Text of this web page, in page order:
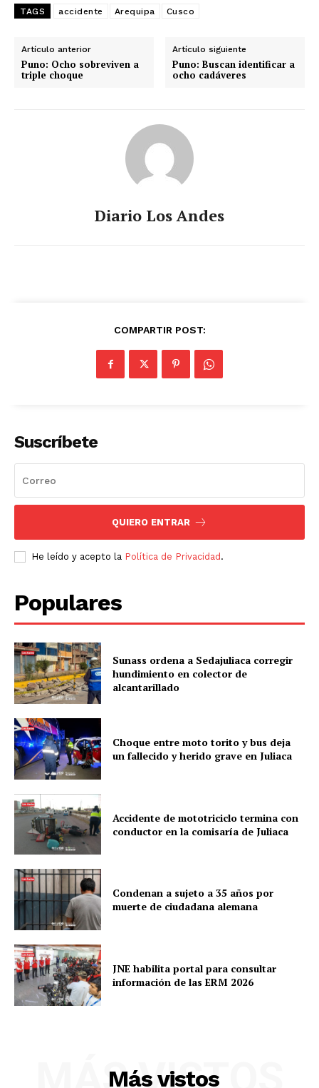
TAGS accidente Arequipa Cusco
Artículo anterior
Puno: Ocho sobreviven a
triple choque
Artículo siguiente
Puno: Buscan identificar a
ocho cadáveres
Diario Los Andes
COMPARTIR POST:
Suscríbete
QUIERO ENTRAR
He leído y acepto la Política de Privacidad .
Populares
Sunass ordena a Sedajuliaca corregir
hundimiento en colector de
alcantarillado
Choque entre moto torito y bus deja
un fallecido y herido grave en Juliaca
Accidente de mototriciclo termina con
conductor en la comisaría de Juliaca
Condenan a sujeto a 35 años por
muerte de ciudadana alemana
JNE habilita portal para consultar
información de las ERM 2026
Más vistos
MÁS VISTOS